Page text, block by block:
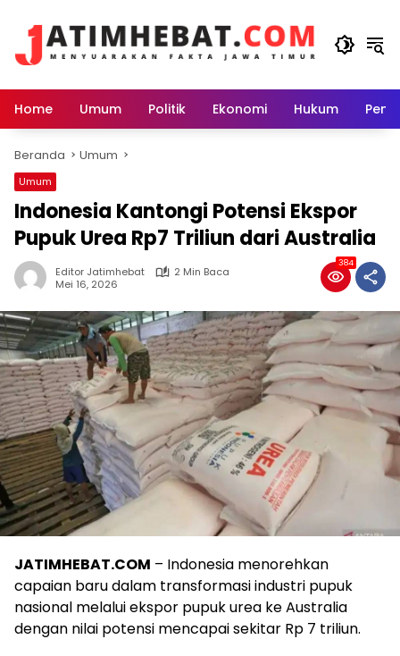
Home Umum Politik Ekonomi Hukum
Beranda Umum
Umum
Indonesia Kantongi Potensi Ekspor
Pupuk Urea Rp7 Triliun dari Australia
Editor Jatimhebat
2 Min Baca
Mei 16, 2026
384
JATIMHEBAT.COM – Indonesia menorehkan
capaian baru dalam transformasi industri pupuk
nasional melalui ekspor pupuk urea ke Australia
dengan nilai potensi mencapai sekitar Rp 7 triliun.